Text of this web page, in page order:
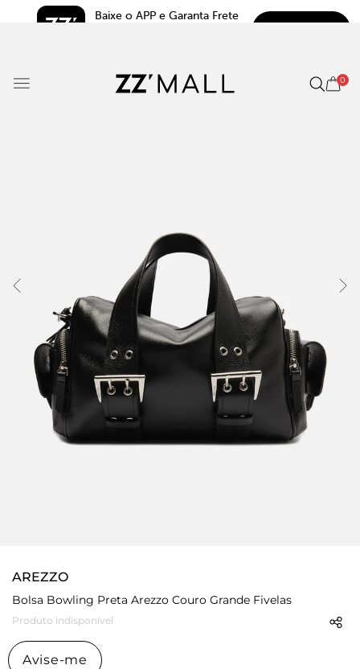
Baixe o APP e Garanta Frete
0
AREZZO
Bolsa Bowling Preta Arezzo Couro Grande Fivelas
Produto indisponível
Avise-me